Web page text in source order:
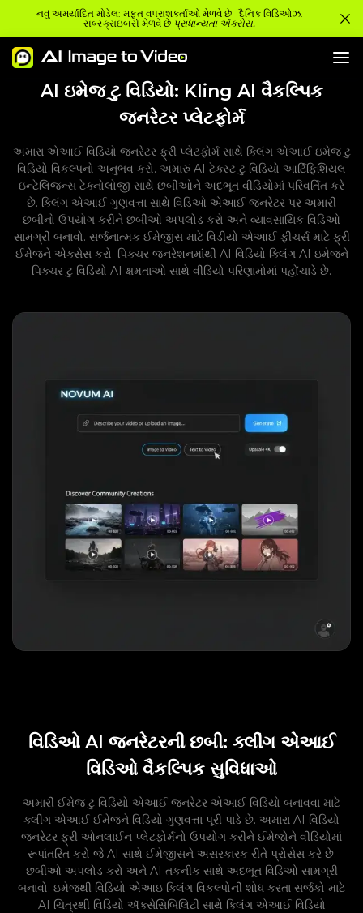
નવું અમર્યાદિત મોડેલ: મફત વપરાશકર્તાઓ મેળવે છે દૈનિક વિડિઓઝ.
સબ્સ્ક્રાઇબર્સ મેળવે છે પ્રાધાન્યતા ઍક્સેસ.
AI ઇમેજ ટુ વિડિયો: Kling AI વૈકલ્પિક
જનરેટર પ્લેટફોર્મ
અમારા એઆઈ વિડિયો જનરેટર ફ્રી પ્લેટફોર્મ સાથે ક્લિંગ એઆઈ ઇમેજ ટુ
વિડિયો વિકલ્પનો અનુભવ કરો. અમારું AI ટેક્સ્ટ ટુ વિડિયો આર્ટિફિશિયલ
ઇન્ટેલિજન્સ ટેક્નોલોજી સાથે છબીઓને અદભૂત વીડિયોમાં પરિવર્તિત કરે
છે. ક્લિંગ એઆઈ ગુણવત્તા સાથે વિડિઓ એઆઈ જનરેટર પર અમારી
છબીનો ઉપયોગ કરીને છબીઓ અપલોડ કરો અને વ્યાવસાયિક વિડિઓ
સામગ્રી બનાવો. સર્જનાત્મક ઈમેજીસ માટે વિડીયો એઆઈ ફીચર્સ માટે ફ્રી
ઈમેજને એક્સેસ કરો. પિક્ચર જનરેશનમાંથી AI વિડિયો ક્લિંગ AI ઇમેજને
પિક્ચર ટુ વિડિયો AI ક્ષમતાઓ સાથે વીડિયો પરિણામોમાં પહોંચાડે છે.
વિડિઓ AI જનરેટરની છબી: ક્લીંગ એઆઈ
વિડિઓ વૈકલ્પિક સુવિધાઓ
અમારી ઈમેજ ટુ વિડિયો એઆઈ જનરેટર એઆઈ વિડિયો બનાવવા માટે
ક્લીંગ એઆઈ ઈમેજને વિડિયો ગુણવત્તા પૂરી પાડે છે. અમારા AI વિડિયો
જનરેટર ફ્રી ઓનલાઈન પ્લેટફોર્મનો ઉપયોગ કરીને ઈમેજોને વીડિયોમાં
રૂપાંતરિત કરો જે AI સાથે ઈમેજીસને અસરકારક રીતે પ્રોસેસ કરે છે.
છબીઓ અપલોડ કરો અને AI તકનીક સાથે અદભૂત વિડિઓ સામગ્રી
બનાવો. ઇમેજથી વિડિયો એઆઇ ક્લિંગ વિકલ્પોની શોધ કરતા સર્જકો માટે
AI ચિત્રથી વિડિયો ઍક્સેસિબિલિટી સાથે ક્લિંગ એઆઈ વિડિયો